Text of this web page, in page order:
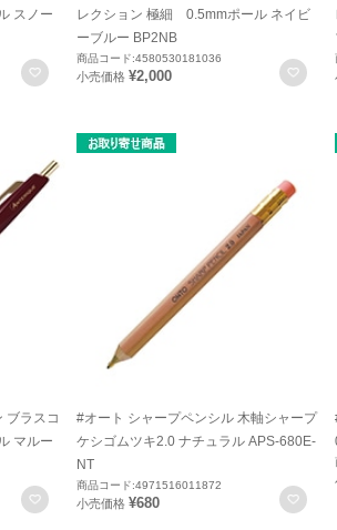
スノー
お気に入りに登録
レクション 極細 0.5mmポール ネイビ
ーブルー BP2NB
商品コード:4580530181036
小売価格 ¥2,000 お
ブラスコ
マルー
お気に入りに登録
#オート シャープペンシル 木軸シャープ
ケシゴムツキ2.0 ナチュラル APS-680E-
NT
商品コード:4971516011872
小売価格 ¥680 お気